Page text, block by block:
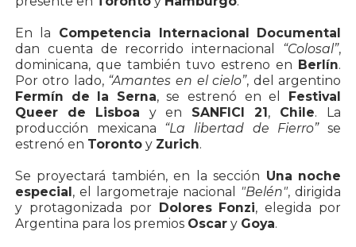
En la Competencia Internacional Documental
dan cuenta de recorrido internacional “Colosal”,
dominicana, que también tuvo estreno en Berlín.
Por otro lado, “Amantes en el cielo”, del argentino
Fermín de la Serna, se estrenó en el
Festival
Queer de Lisboa y en SANFICI 21 , Chile. La
producción mexicana “La libertad de Fierro”se
estrenó en Toronto y Zurich.
Se proyectará también, en la sección Una noche
especial , el largometraje nacional "Belén", dirigida
y protagonizada por
Dolores Fonzi, elegida por
Argentina para los premios Oscar y Goya.